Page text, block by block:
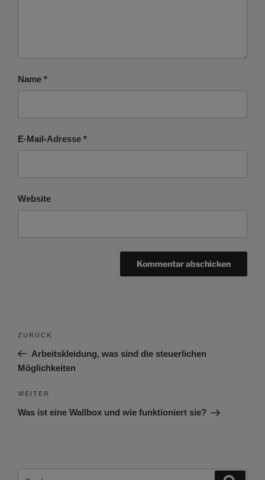
Name *
E-Mail-Adresse *
Website
Beitragsnavigation
Vorheriger
Beitrag
ZURÜCK
Arbeitskleidung, was sind die steuerlichen
Möglichkeiten
Nächster
Beitrag
WEITER
Was ist eine Wallbox und wie funktioniert sie?